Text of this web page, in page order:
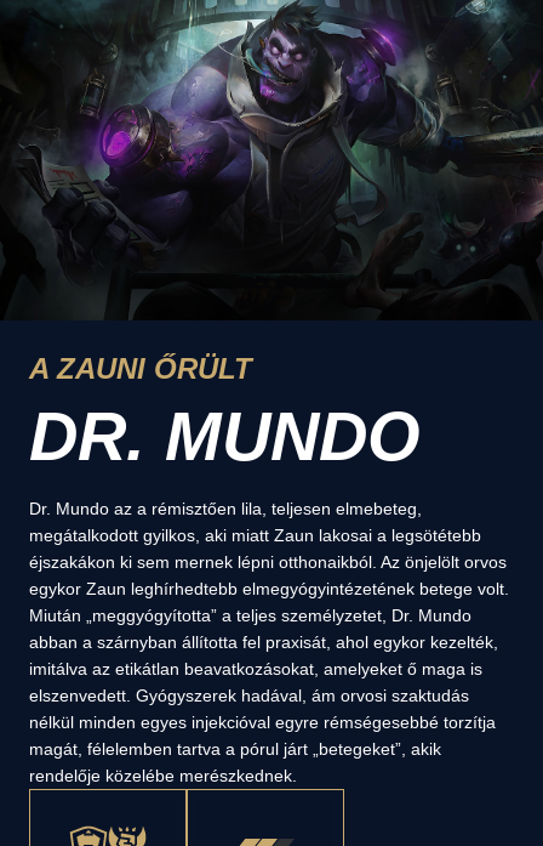
A ZAUNI ŐRÜLT
DR. MUNDO
Dr. Mundo az a rémisztően lila, teljesen elmebeteg,
megátalkodott gyilkos, aki miatt Zaun lakosai a legsötétebb
éjszakákon ki sem mernek lépni otthonaikból. Az önjelölt orvos
egykor Zaun leghírhedtebb elmegyógyintézetének betege volt.
Miután „meggyógyította” a teljes személyzetet, Dr. Mundo
abban a szárnyban állította fel praxisát, ahol egykor kezelték,
imitálva az etikátlan beavatkozásokat, amelyeket ő maga is
elszenvedett. Gyógyszerek hadával, ám orvosi szaktudás
nélkül minden egyes injekcióval egyre rémségesebbé torzítja
magát, félelemben tartva a pórul járt „betegeket”, akik
rendelője közelébe merészkednek.